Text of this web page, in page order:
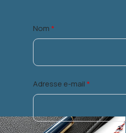
Nom *
Adresse e-mail *